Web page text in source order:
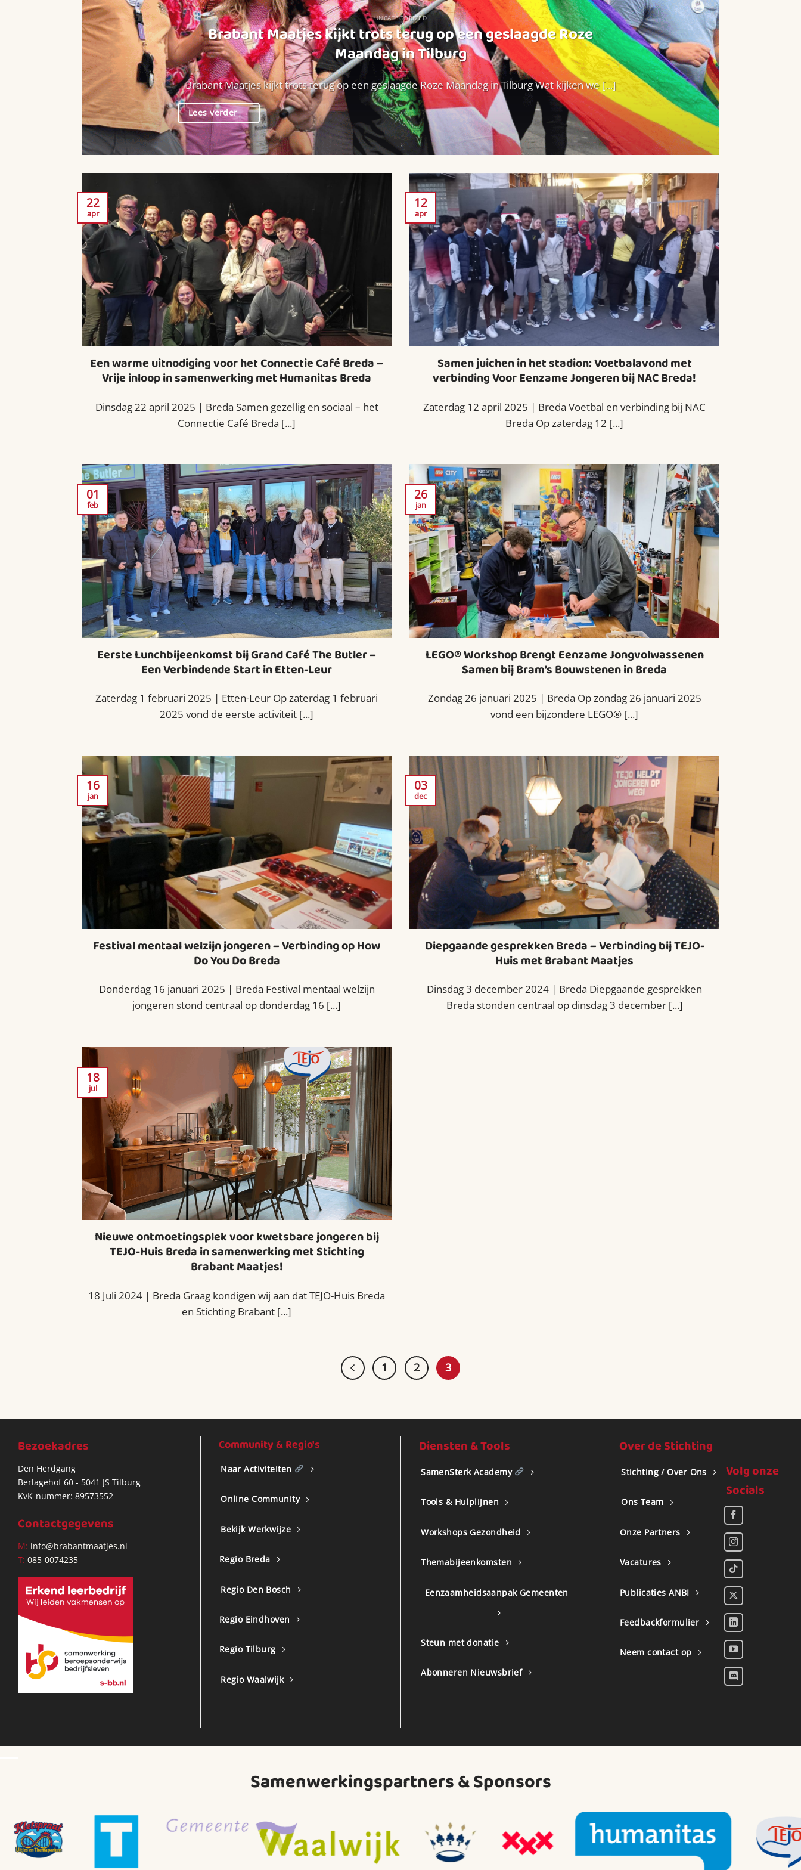
UNCATEGORIZED
Brabant Maatjes kijkt trots terug op een geslaagde Roze
Maandag in Tilburg
Brabant Maatjes kijkt trots terug op een geslaagde Roze Maandag in Tilburg Wat kijken we [...]
Lees verder→
Een warme uitnodiging voor het Connectie Café Breda –
Vrije inloop in samenwerking met Humanitas Breda
Dinsdag 22 april 2025 | Breda Samen gezellig en sociaal – het
Connectie Café Breda [...]
22
apr
Samen juichen in het stadion: Voetbalavond met
verbinding Voor Eenzame Jongeren bij NAC Breda!
Zaterdag 12 april 2025 | Breda Voetbal en verbinding bij NAC
Breda Op zaterdag 12 [...]
12
apr
Eerste Lunchbijeenkomst bij Grand Café The Butler –
Een Verbindende Start in Etten-Leur
Zaterdag 1 februari 2025 | Etten-Leur Op zaterdag 1 februari
2025 vond de eerste activiteit [...]
01
feb
LEGO® Workshop Brengt Eenzame Jongvolwassenen
Samen bij Bram’s Bouwstenen in Breda
Zondag 26 januari 2025 | Breda Op zondag 26 januari 2025
vond een bijzondere LEGO® [...]
26
jan
Festival mentaal welzijn jongeren – Verbinding op How
Do You Do Breda
Donderdag 16 januari 2025 | Breda Festival mentaal welzijn
jongeren stond centraal op donderdag 16 [...]
16
jan
Diepgaande gesprekken Breda – Verbinding bij TEJO-
Huis met Brabant Maatjes
Dinsdag 3 december 2024 | Breda Diepgaande gesprekken
Breda stonden centraal op dinsdag 3 december [...]
03
dec
Nieuwe ontmoetingsplek voor kwetsbare jongeren bij
TEJO-Huis Breda in samenwerking met Stichting
Brabant Maatjes!
18 Juli 2024 | Breda Graag kondigen wij aan dat TEJO-Huis Breda
en Stichting Brabant [...]
18
jul
1 2 3
Bezoekadres
Den Herdgang
Berlagehof 60 - 5041 JS Tilburg
KvK-nummer: 89573552
Contactgegevens
M: info@brabantmaatjes.nl
T: 085-0074235
Community & Regio's
Naar Activiteiten
Online Community
Bekijk Werkwijze
Regio Breda
Regio Den Bosch
Regio Eindhoven
Regio Tilburg
Regio Waalwijk
Diensten & Tools
SamenSterk Academy
Tools & Hulplijnen
Workshops Gezondheid
Themabijeenkomsten
Eenzaamheidsaanpak Gemeenten
Steun met donatie
Abonneren Nieuwsbrief
Over de Stichting
Stichting / Over Ons
Ons Team
Onze Partners
Vacatures
Publicaties ANBI
Feedbackformulier
Neem contact op
Volg onze
Socials
Samenwerkingspartners & Sponsors